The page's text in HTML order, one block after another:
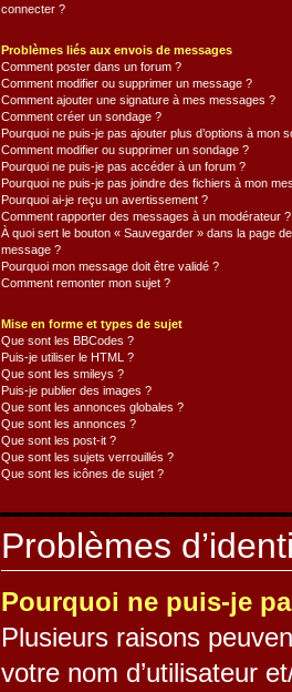
connecter ?
Problèmes liés aux envois de messages
Comment poster dans un forum ?
Comment modifier ou supprimer un message ?
Comment ajouter une signature à mes messages ?
Comment créer un sondage ?
Pourquoi ne puis-je pas ajouter plus d’options à mon
Comment modifier ou supprimer un sondage ?
Pourquoi ne puis-je pas accéder à un forum ?
Pourquoi ne puis-je pas joindre des fichiers à mon
Pourquoi ai-je reçu un avertissement ?
Comment rapporter des messages à un modérateur ?
À quoi sert le bouton « Sauvegarder » dans la page
message ?
Pourquoi mon message doit être validé ?
Comment remonter mon sujet ?
Mise en forme et types de sujet
Que sont les BBCodes ?
Puis-je utiliser le HTML ?
Que sont les smileys ?
Puis-je publier des images ?
Que sont les annonces globales ?
Que sont les annonces ?
Que sont les post-it ?
Que sont les sujets verrouillés ?
Que sont les icônes de sujet ?
Problèmes
Pourquoi ne puis-je
Plusieurs raisons
votre nom d’utilisateur